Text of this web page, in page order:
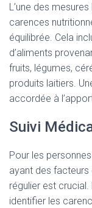
L’une des
carences
équilibrée. Cela
d’aliments
fruits, légumes,
produits laitiers.
accordée à
Suivi
Pour les
ayant des facteurs
régulier est
identifier les